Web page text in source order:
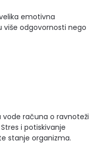
emotivna
više odgovornosti nego
računa o ravnoteži
i potiskivanje
stanje organizma.